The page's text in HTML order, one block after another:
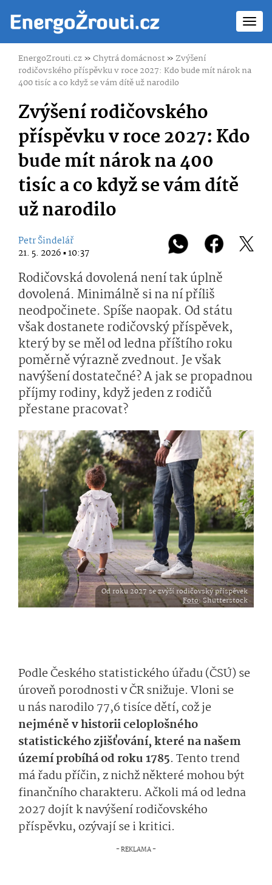
EnergoZrouti.cz»Chytrá domácnost»Zvýšení
rodičovského příspěvku v roce 2027: Kdo bude mít nárok na
400 tisíc a co když se vám dítě už narodilo
Zvýšení rodičovského
příspěvku v roce 2027: Kdo
bude mít nárok na 400
tisíc a co když se vám dítě
už narodilo
Petr Šindelář
21. 5. 2026 ▪ 10:37
Rodičovská dovolená není tak úplně
dovolená. Minimálně si na ní příliš
neodpočinete. Spíše naopak. Od státu
však dostanete rodičovský příspěvek,
který by se měl od ledna příštího roku
poměrně výrazně zvednout. Je však
navýšení dostatečné? A jak se propadnou
příjmy rodiny, když jeden z rodičů
přestane pracovat?
Od roku 2027 se zvýší rodičovský příspěvek
Foto: Shutterstock
Podle Českého statistického úřadu (ČSÚ) se
úroveň porodnosti v ČR snižuje. Vloni se
u nás narodilo 77,6 tisíce dětí, což je
nejméně v historii celoplošného
statistického zjišťování, které na našem
území probíhá od roku 1785. Tento trend
má řadu příčin, z nichž některé mohou být
finančního charakteru. Ačkoli má od ledna
2027 dojít k navýšení rodičovského
příspěvku, ozývají se i kritici.